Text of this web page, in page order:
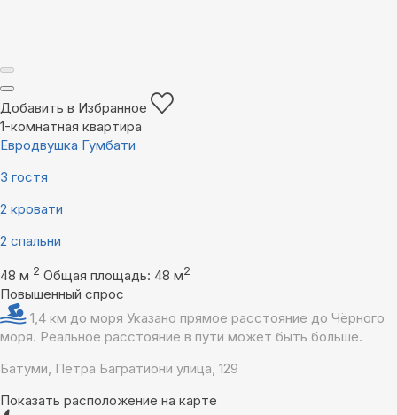
Добавить в Избранное
1-комнатная квартира
Евродвушка Гумбати
3 гостя
2 кровати
2 спальни
48 м 2 Общая площадь: 48 м2
Повышенный спрос
1,4 км до моря Указано прямое расстояние до Чёрного
моря. Реальное расстояние в пути может быть больше.
Батуми, Петра Багратиони улица, 129
Показать расположение на карте